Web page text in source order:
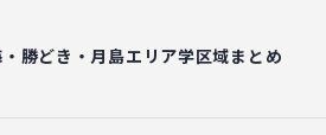
・勝どき・月島エリア学区域まとめ